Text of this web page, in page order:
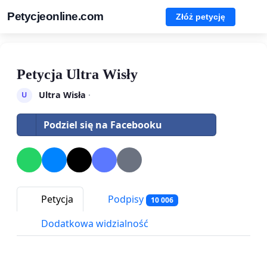
Petycjeonline.com Złóż petycję
Petycja Ultra Wisły
U Ultra Wisła ·
Podziel się na Facebooku
Petycja Podpisy 10 006
Dodatkowa widzialność